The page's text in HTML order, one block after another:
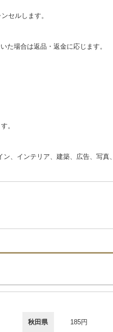
セルします。
た場合は返品・返金に応じます。
。
、インテリア、建築、広告、写真、
秋田県 185円